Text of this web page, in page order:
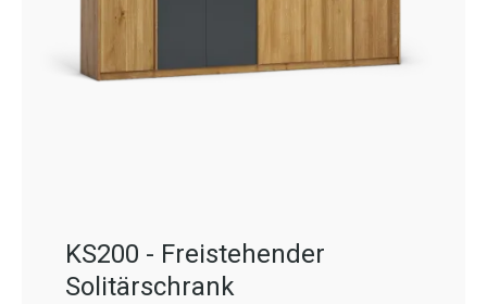
KS200 - Freistehender
Solitärschrank